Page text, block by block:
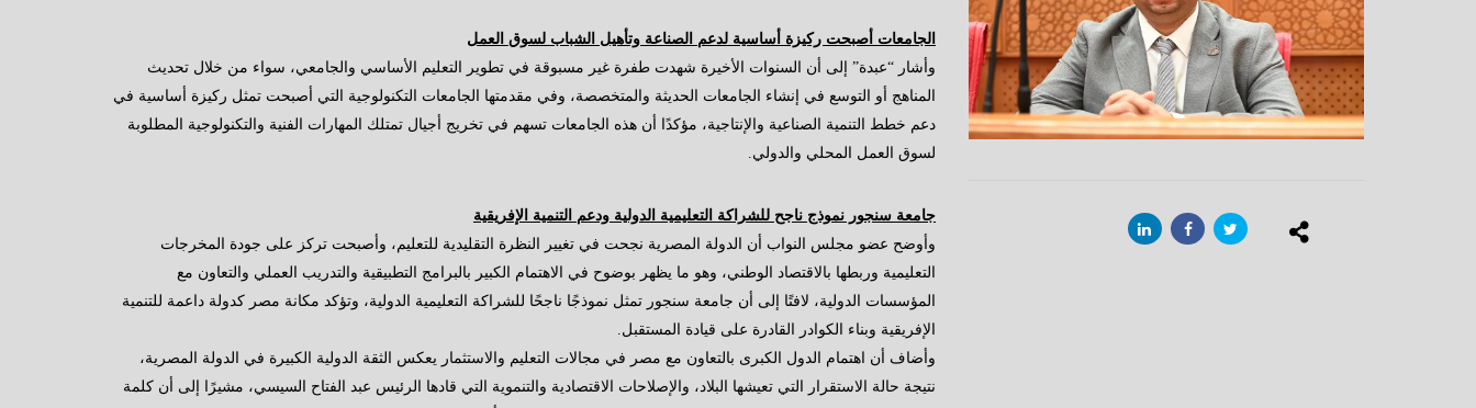
الجامعات أصبحت ركيزة أساسية لدعم الصناعة وتأهيل الشباب لسوق العمل
وأشار “عبدة” إلى أن السنوات الأخيرة شهدت طفرة غير مسبوقة في تطوير التعليم الأساسي والجامعي، سواء من خلال تحديث
المناهج أو التوسع في إنشاء الجامعات الحديثة والمتخصصة، وفي مقدمتها الجامعات التكنولوجية التي أصبحت تمثل ركيزة أساسية في
دعم خطط التنمية الصناعية والإنتاجية، مؤكدًا أن هذه الجامعات تسهم في تخريج أجيال تمتلك المهارات الفنية والتكنولوجية المطلوبة
لسوق العمل المحلي والدولي.
جامعة سنجور نموذج ناجح للشراكة التعليمية الدولية ودعم التنمية الإفريقية
وأوضح عضو مجلس النواب أن الدولة المصرية نجحت في تغيير النظرة التقليدية للتعليم، وأصبحت تركز على جودة المخرجات
التعليمية وربطها بالاقتصاد الوطني، وهو ما يظهر بوضوح في الاهتمام الكبير بالبرامج التطبيقية والتدريب العملي والتعاون مع
المؤسسات الدولية، لافتًا إلى أن جامعة سنجور تمثل نموذجًا ناجحًا للشراكة التعليمية الدولية، وتؤكد مكانة مصر كدولة داعمة للتنمية
الإفريقية وبناء الكوادر القادرة على قيادة المستقبل.
وأضاف أن اهتمام الدول الكبرى بالتعاون مع مصر في مجالات التعليم والاستثمار يعكس الثقة الدولية الكبيرة في الدولة المصرية،
نتيجة حالة الاستقرار التي تعيشها البلاد، والإصلاحات الاقتصادية والتنموية التي قادها الرئيس عبد الفتاح السيسي، مشيرًا إلى أن كلمة